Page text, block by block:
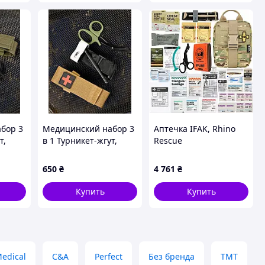
3
Медицинский набор 3
в 1 Турникет-жгут,
маленькие
тактические
медицинские
ножницы EMT койот
650 ₴
Купить
Аптечка IFAK, Rhino
Rescue
4 761 ₴
Купить
C&A Perfect Без бренда TMT